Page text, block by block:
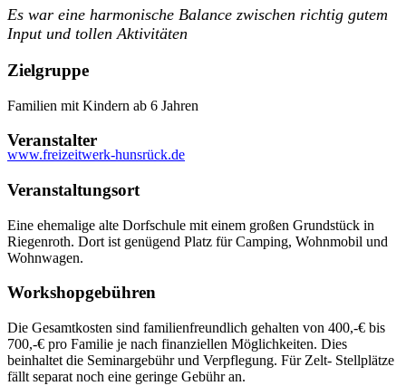
Es war eine harmonische Balance zwischen richtig gutem
Input und tollen Aktivitäten
Zielgruppe
Familien mit Kindern ab 6 Jahren
Veranstalter
www.freizeitwerk-hunsrück.de
Veranstaltungsort
Eine ehemalige alte Dorfschule mit einem großen Grundstück in
Riegenroth. Dort ist genügend Platz für Camping, Wohnmobil und
Wohnwagen.
Workshopgebühren
Die Gesamtkosten sind familienfreundlich gehalten von 400,-€ bis
700,-€ pro Familie je nach finanziellen Möglichkeiten. Dies
beinhaltet die Seminargebühr und Verpflegung. Für Zelt- Stellplätze
fällt separat noch eine geringe Gebühr an.